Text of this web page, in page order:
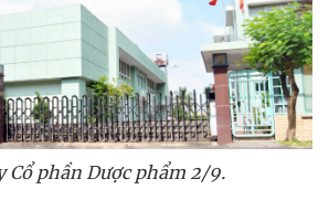
Cổ phần Dược phẩm 2/9.